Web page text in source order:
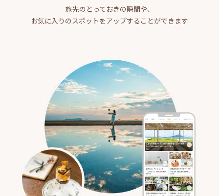
旅先のとっておきの瞬間や、
お気に入りのスポットをアップすることができます